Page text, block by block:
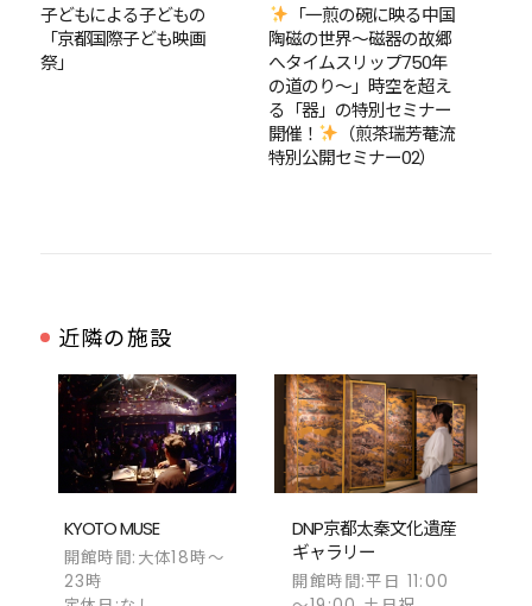
子どもによる子どもの
「京都国際子ども映画
祭」
「一煎の碗に映る中国
陶磁の世界〜磁器の故郷
へタイムスリップ750年
の道のり〜」時空を超え
る「器」の特別セミナー
開催！
（煎茶瑞芳菴流
特別公開セミナー02）
近隣の施設
KYOTO MUSE
開館時間:大体18時～
23時
DNP京都太秦文化遺産
ギャラリー
開館時間:平日 11:00